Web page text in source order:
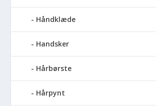
Håndklæde
Handsker
Hårbørste
Hårpynt